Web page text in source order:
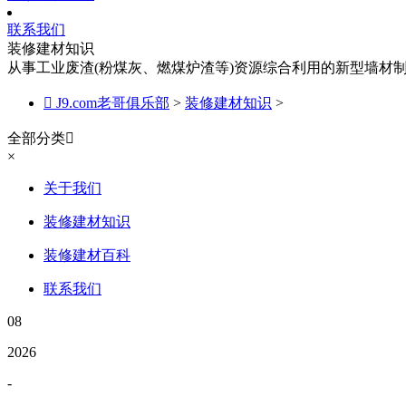
联系我们
装修建材知识
从事工业废渣(粉煤灰、燃煤炉渣等)资源综合利用的新型墙材
 J9.com老哥俱乐部 > 装修建材知识 >
全部分类
×
关于我们
装修建材知识
装修建材百科
联系我们
08
2026
-